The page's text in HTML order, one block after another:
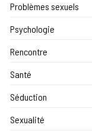
Problèmes sexuels
Psychologie
Rencontre
Santé
Séduction
Sexualité